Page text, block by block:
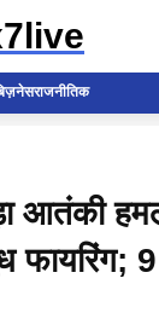
राजनीतिक
आतंकी
फायरिंग;